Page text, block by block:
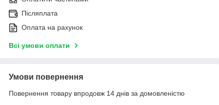
Післяплата
Оплата на рахунок
Всі умови оплати
Умови повернення
Повернення товару впродовж 14 днів за домовленістю